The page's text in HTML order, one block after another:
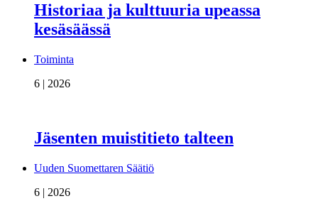
Historiaa ja kulttuuria upeassa
kesäsäässä
Toiminta
6 | 2026
Jäsenten muistitieto talteen
Uuden Suomettaren Säätiö
6 | 2026